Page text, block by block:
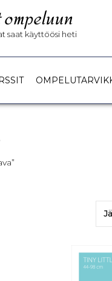
saat käyttöösi heti